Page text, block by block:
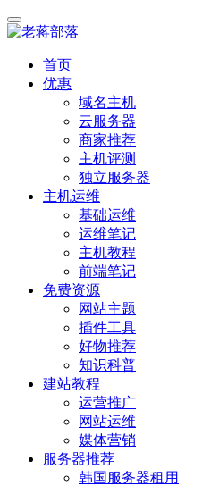
首页
优惠
域名主机
云服务器
商家推荐
主机评测
独立服务器
主机运维
基础运维
运维笔记
主机教程
前端笔记
免费资源
网站主题
插件工具
好物推荐
知识科普
建站教程
运营推广
网站运维
媒体营销
服务器推荐
韩国服务器租用